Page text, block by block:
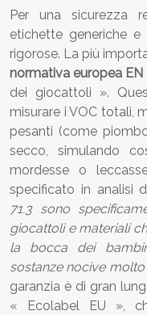
Per una sicurezza
etichette generiche e
rigorose. La più
normativa europea EN
dei giocattoli ».
misurare i VOC totali,
pesanti (come
secco, simulando
mordesse o
specificato in analisi
71.3 sono
giocattoli e materiali
la bocca dei
sostanze nocive
garanzia è di gran
« Ecolabel EU »,